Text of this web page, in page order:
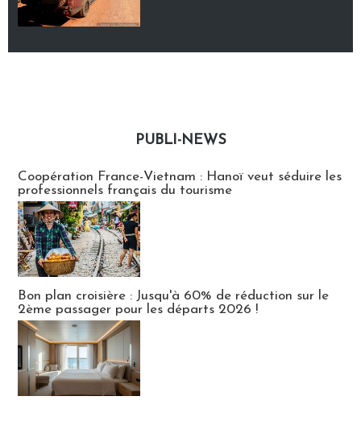
PUBLI-NEWS
Coopération France-Vietnam : Hanoï veut séduire les
professionnels français du tourisme
Bon plan croisière : Jusqu'à 60% de réduction sur le
2ème passager pour les départs 2026 !